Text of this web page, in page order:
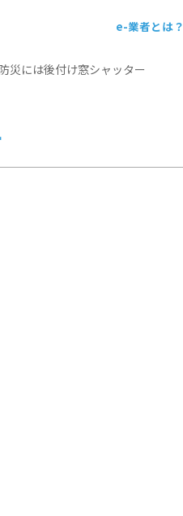
e-業者とは？
災には後付け窓シャッター